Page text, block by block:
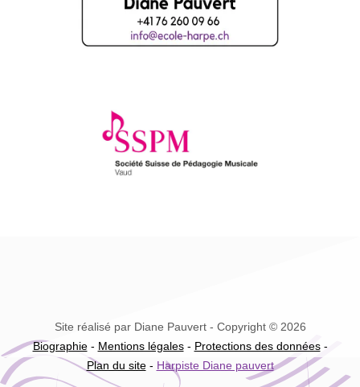
Site réalisé par Diane Pauvert - Copyright © 2026
Biographie- Mentions légales- Protections des données-
Plan du site- Harpiste Diane pauvert